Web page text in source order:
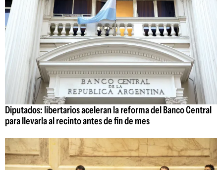
Diputados: libertarios aceleran la reforma del Banco Central
para llevarla al recinto antes de fin de mes